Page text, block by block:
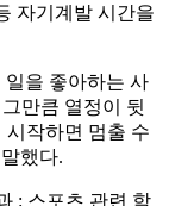
자기계발 시간을
일을 좋아하는 사
만큼 열정이 뒷
시작하면 멈출 수
했다.
: 스포츠 관련 학